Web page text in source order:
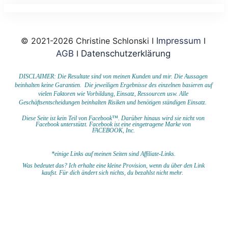
© 2021-2026 Christine Schlonski I Impressum I
AGB I Datenschutzerklärung
DISCLAIMER: Die Resultate sind von meinen Kunden und mir. Die Aussagen
beinhalten keine Garantien. Die jeweiligen Ergebnisse des einzelnen basieren auf
vielen Faktoren wie Vorbildung, Einsatz, Ressourcen usw.Alle
Geschäftsentscheidungen beinhalten Risiken und benötigen ständigen Einsatz.
Diese Seite ist kein Teil von Facebook™. Darüber hinaus wird sie nicht von
Facebook unterstützt. Facebook ist eine eingetragene Marke von
FACEBOOK, Inc.
*einige Links auf meinen Seiten sind Affiliate-Links.
Was bedeutet das? Ich erhalte eine kleine Provision, wenn du über den Link
kaufst. Für dich ändert sich nichts, du bezahlst nicht mehr.